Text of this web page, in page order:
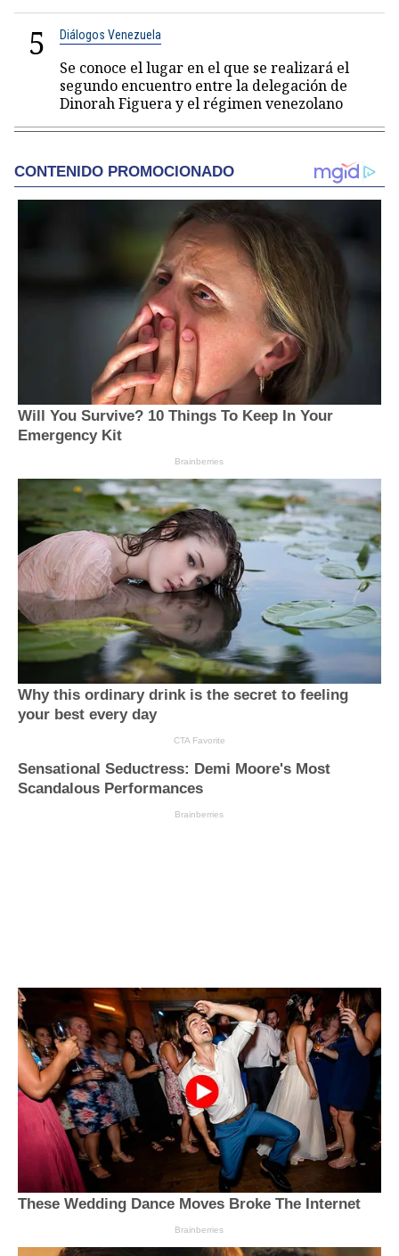
5 Diálogos Venezuela
Se conoce el lugar en el que se realizará el
segundo encuentro entre la delegación de
Dinorah Figuera y el régimen venezolano